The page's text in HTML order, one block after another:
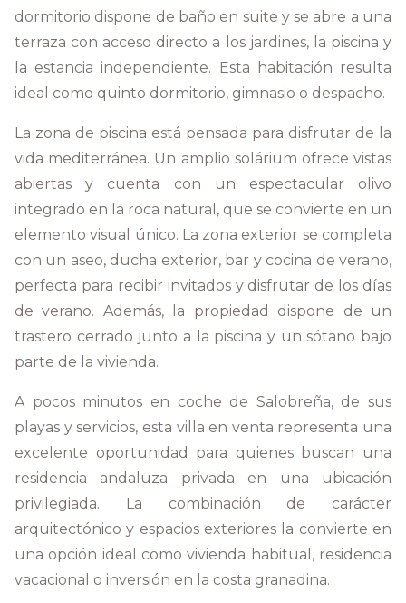
dormitorio dispone de baño en suite y se abre a una
terraza con acceso directo a los jardines, la piscina y
la estancia independiente. Esta habitación resulta
ideal como quinto dormitorio, gimnasio o despacho.
La zona de piscina está pensada para disfrutar de la
vida mediterránea. Un amplio solárium ofrece vistas
abiertas y cuenta con un espectacular olivo
integrado en la roca natural, que se convierte en un
elemento visual único. La zona exterior se completa
con un aseo, ducha exterior, bar y cocina de verano,
perfecta para recibir invitados y disfrutar de los días
de verano. Además, la propiedad dispone de un
trastero cerrado junto a la piscina y un sótano bajo
parte de la vivienda.
A pocos minutos en coche de Salobreña, de sus
playas y servicios, esta villa en venta representa una
excelente oportunidad para quienes buscan una
residencia andaluza privada en una ubicación
privilegiada. La combinación de carácter
arquitectónico y espacios exteriores la convierte en
una opción ideal como vivienda habitual, residencia
vacacional o inversión en la costa granadina.